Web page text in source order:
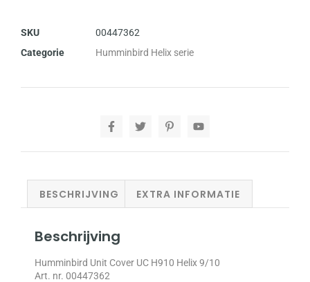
SKU
00447362
Categorie
Humminbird Helix serie
BESCHRIJVING EXTRA INFORMATIE
Beschrijving
Humminbird Unit Cover UC H910 Helix 9/10
Art. nr. 00447362